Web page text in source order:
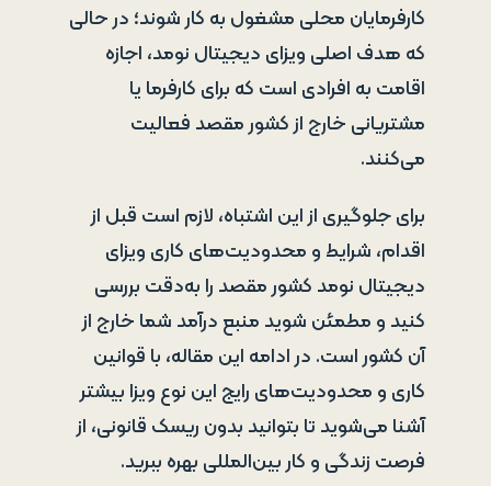
کارفرمایان محلی مشغول به کار شوند؛ در حالی
که هدف اصلی ویزای دیجیتال نومد، اجازه
اقامت به افرادی است که برای کارفرما یا
مشتریانی خارج از کشور مقصد فعالیت
می‌کنند.
برای جلوگیری از این اشتباه، لازم است قبل از
اقدام، شرایط و محدودیت‌های کاری ویزای
دیجیتال نومد کشور مقصد را به‌دقت بررسی
کنید و مطمئن شوید منبع درآمد شما خارج از
آن کشور است. در ادامه این مقاله، با قوانین
کاری و محدودیت‌های رایج این نوع ویزا بیشتر
آشنا می‌شوید تا بتوانید بدون ریسک قانونی، از
فرصت زندگی و کار بین‌المللی بهره ببرید.